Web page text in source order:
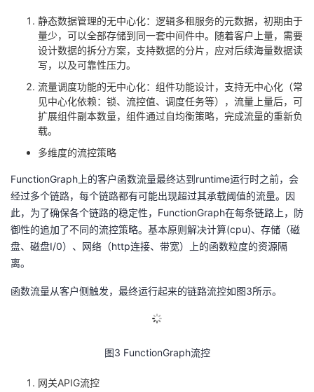
静态数据管理的无中心化：逻辑多租服务的元数据，初期由于
量少，可以全部存储到同一套中间件中。随着客户上量，需要
设计数据的拆分方案，支持数据的分片，应对后续海量数据读
写，以及可靠性压力。
流量调度功能的无中心化：组件功能设计，支持无中心化（常
见中心化依赖：锁、流控值、调度任务等），流量上量后，可
扩展组件副本数量，组件通过自均衡策略，完成流量的重新负
载。
多维度的流控策略
FunctionGraph上的客户函数流量最终达到runtime运行时之前，会
经过多个链路，每个链路都有可能出现超过其承载阈值的流量。因
此，为了确保各个链路的稳定性， FunctionGraph在每条链路上，防
御性的追加了不同的流控策略。基本原则解决计算(cpu)、存储（磁
盘、磁盘I/0）、网络（http连接、带宽）上的函数粒度的资源隔
离。
函数流量从客户侧触发，最终运行起来的链路流控如图3所示。
图3 FunctionGraph流控
网关APIG流控